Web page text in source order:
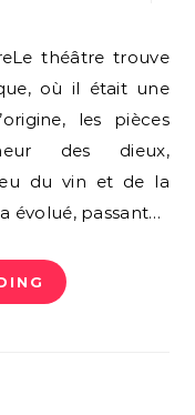
où il était une
les pièces
des dieux,
du vin et de la
évolué, passant…